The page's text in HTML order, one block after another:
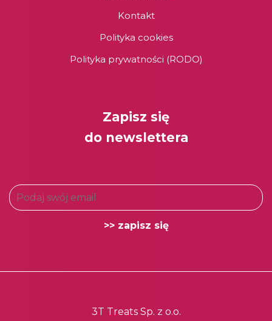
Kontakt
Polityka cookies
Polityka prywatności (RODO)
Zapisz się
do newslettera
3T Treats Sp. z o.o.